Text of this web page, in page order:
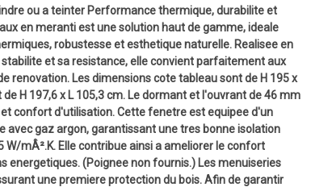
ou a teinter Performance thermique, durabilite et
en meranti est une solution haut de gamme, ideale
robustesse et esthetique naturelle. Realisee en
et sa resistance, elle convient parfaitement aux
renovation. Les dimensions cote tableau sont de H 195 x
H 197,6 x L 105,3 cm. Le dormant et l'ouvrant de 46 mm
confort d'utilisation. Cette fenetre est equipee d'un
gaz argon, garantissant une tres bonne isolation
mÂ².K. Elle contribue ainsi a ameliorer le confort
energetiques. (Poignee non fournis.) Les menuiseries
une premiere protection du bois. Afin de garantir